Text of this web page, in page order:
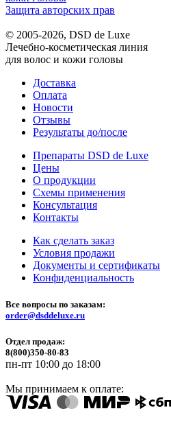
Защита авторских прав
© 2005-2026, DSD de Luxe
Лечебно-косметическая линия
для волос и кожи головы
Доставка
Оплата
Новости
Отзывы
Результаты до/после
Препараты DSD de Luxe
Цены
О продукции
Схемы применения
Консультация
Контакты
Как сделать заказ
Условия продажи
Документы и сертификаты
Конфиденциальность
Все вопросы по заказам:
order@dsddeluxe.ru
Отдел продаж:
8(800)350-80-83
пн-пт 10:00 до 18:00
Мы принимаем к оплате: